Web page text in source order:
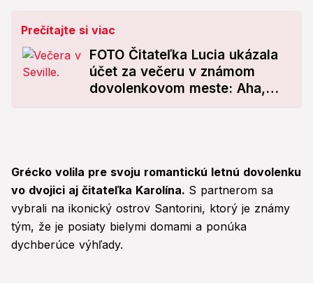
Prečítajte si viac
FOTO Čitateľka Lucia ukázala
účet za večeru v známom
dovolenkovom meste: Aha,
Grécko volila pre svoju romantickú letnú dovolenku
vo dvojici aj čitateľka Karolína. S partnerom sa
vybrali na ikonický ostrov Santorini, ktorý je známy
tým, že je posiaty bielymi domami a ponúka
dychberúce výhľady.